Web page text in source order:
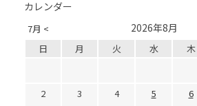
カレンダー
7月 < 2026年8月
日 月 火 水 木
2
3 4 5 6